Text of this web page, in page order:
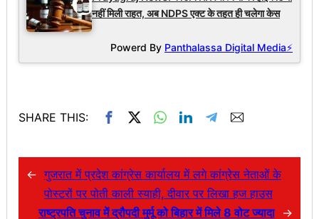
नहीं मिली राहत, अब NDPS एक्ट के तहत ही चलेगा केस
Powerd By Panthalassa Digital Media⚡
SHARE THIS:
← गुजरात में प्रदेश कांग्रेस कार्यालय में लगे कांग्रेस नेताओं के
पोस्टरों पर पोती काली स्याही, दीवार पर लिखा हज हाउस
राष्ट्रपति चुनाव में द्रौपदी मुर्मू को बिहार में मिले 8 वोट ज्यादा →